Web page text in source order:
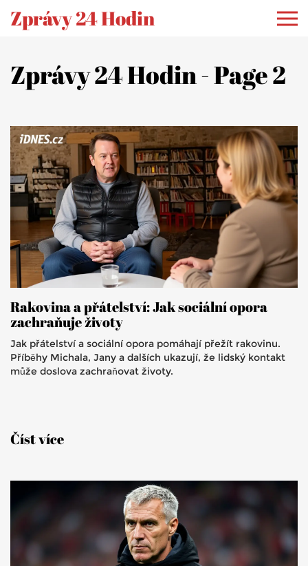
Zprávy 24 Hodin
Zprávy 24 Hodin - Page 2
Rakovina a přátelství: Jak sociální opora
zachraňuje životy
Jak přátelství a sociální opora pomáhají přežít rakovinu.
Příběhy Michala, Jany a dalších ukazují, že lidský kontakt
může doslova zachraňovat životy.
Číst více